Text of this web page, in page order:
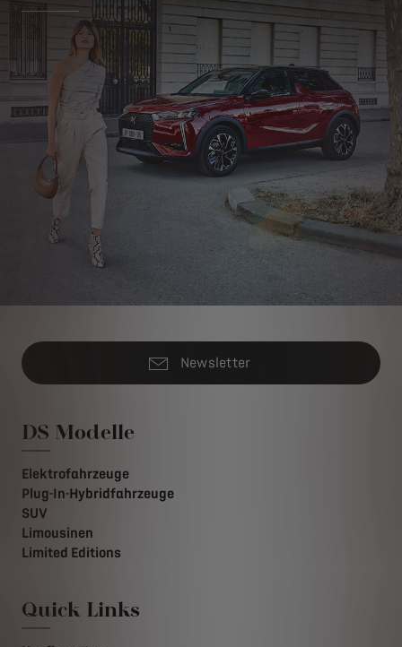
Newsletter
DS Modelle
Elektrofahrzeuge
Plug-In-Hybridfahrzeuge
SUV
Limousinen
Limited Editions
Quick Links